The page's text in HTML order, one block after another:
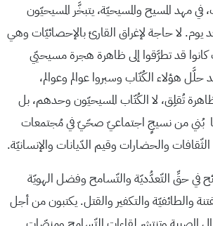
مهد المسيح والمسيحيّة، يتبخَّر المسيحيّون
يوم. لا حاجة لإغراق القارئ بالإحصائيّات وهي
كانوا قد تطرَّقوا إلى ظاهرة هجرة مسيحيّي
هؤلاء الكُتّاب وسبروا عوالم وعوالم،
تُقلِق، لا الكُتّاب المسيحيّون وحدهم، بل
بُني من نسيجٍ اجتماعيّ صحّيّ في مُجتمعات
والحضارات وقيم الدّيانات والإنسانيّة.
في حقِّ التّعدُّديّة والتّسامح وفضل الهويّة
والطائفيّة والتكفير والقتل. يكتبون من أجل